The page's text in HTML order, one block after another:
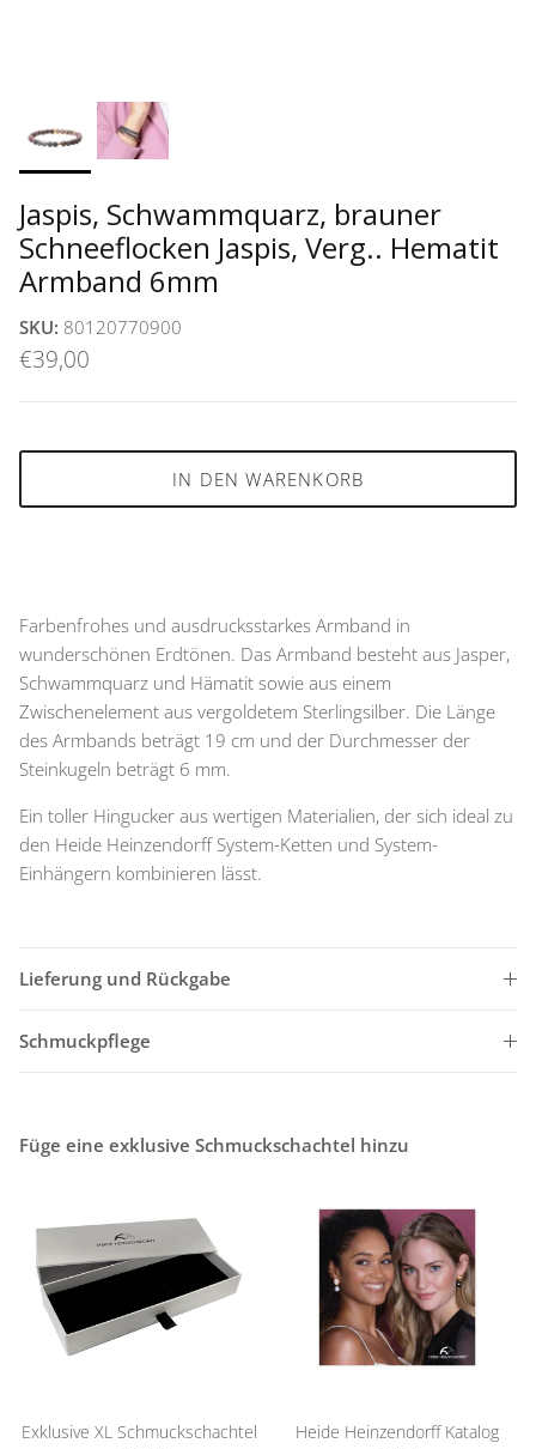
Jaspis, Schwammquarz, brauner
Schneeflocken Jaspis, Verg.. Hematit
Armband 6mm
SKU: 80120770900
€39,00
IN DEN WARENKORB
Farbenfrohes und ausdrucksstarkes Armband in
wunderschönen Erdtönen. Das Armband besteht aus Jasper,
Schwammquarz und Hämatit sowie aus einem
Zwischenelement aus vergoldetem Sterlingsilber. Die Länge
des Armbands beträgt 19 cm und der Durchmesser der
Steinkugeln beträgt 6 mm.
Ein toller Hingucker aus wertigen Materialien, der sich ideal zu
den Heide Heinzendorff System-Ketten und System-
Einhängern kombinieren lässt.
Lieferung und Rückgabe
Schmuckpflege
Füge eine exklusive Schmuckschachtel hinzu
Exklusive XL Schmuckschachtel
Heide Heinzendorff Katalog